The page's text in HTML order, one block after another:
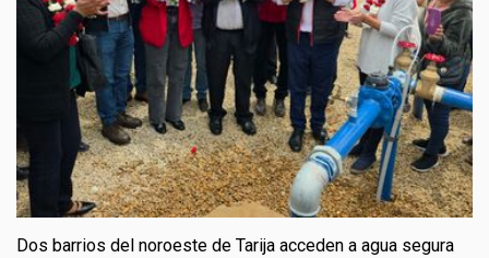
Dos barrios del noroeste de Tarija acceden a agua segura